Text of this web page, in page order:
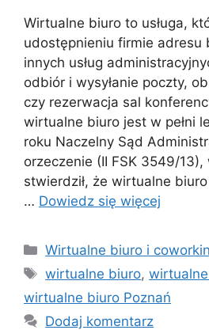
Wirtualne biuro to usługa,
udostępnieniu firmie adresu
innych usług
odbiór i wysyłanie poczty,
czy rezerwacja sal
wirtualne biuro jest w pełni
roku Naczelny Sąd
orzeczenie (II FSK 3549/13),
stwierdził, że wirtualne
… Dowiedz się więcej
Kategorie
Wirtualne biuro i
Tagi
wirtualne biuro,
wirtualne biuro Poznań
Dodaj komentarz